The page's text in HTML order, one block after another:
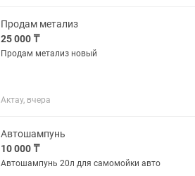
Продам метализ
25 000 ₸
Продам метализ новый
Актау, вчера
Автошампунь
10 000 ₸
Автошампунь 20л для самомойки авто